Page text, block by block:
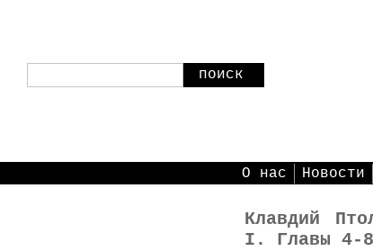
поиск
О нас Новости
Клавдий
I. Главы 4-8